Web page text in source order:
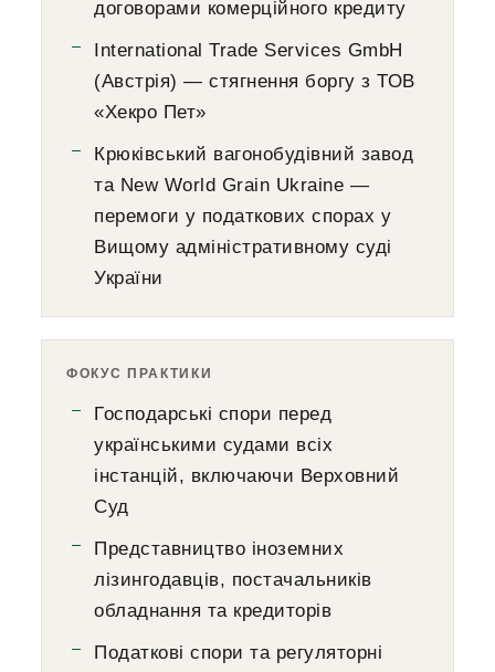
договорами комерційного кредиту
International Trade Services GmbH
(Австрія) — стягнення боргу з ТОВ
«Хекро Пет»
Крюківський вагонобудівний завод
та New World Grain Ukraine —
перемоги у податкових спорах у
Вищому адміністративному суді
України
ФОКУС ПРАКТИКИ
Господарські спори перед
українськими судами всіх
інстанцій, включаючи Верховний
Суд
Представництво іноземних
лізингодавців, постачальників
обладнання та кредиторів
Податкові спори та регуляторні